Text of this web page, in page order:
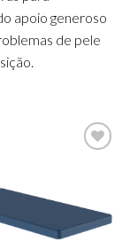
apoio generoso
de pele
wishlist